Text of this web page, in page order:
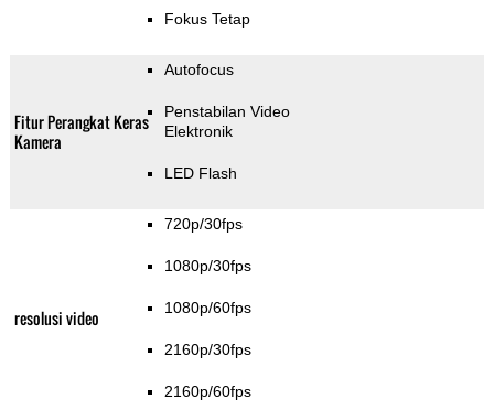
Fokus Tetap
Fitur Perangkat Keras
Kamera
Autofocus
Penstabilan Video
Elektronik
LED Flash
resolusi video
720p/30fps
1080p/30fps
1080p/60fps
2160p/30fps
2160p/60fps